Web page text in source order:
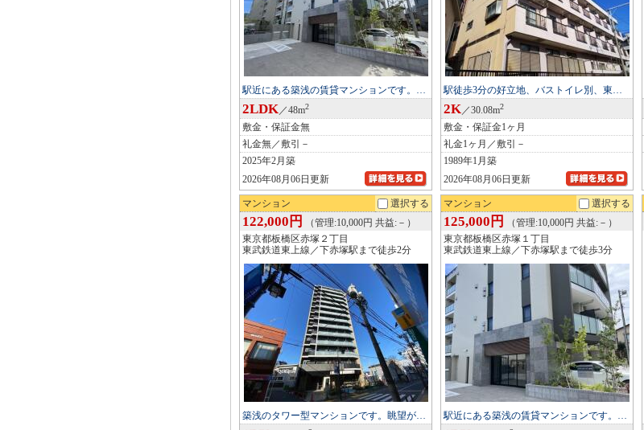
駅近にある築浅の賃貸マンションです。…
2LDK／48m2
敷金・保証金無
礼金無／敷引－
2025年2月築
2026年08月06日更新
駅徒歩3分の好立地、バストイレ別、東…
2K／30.08m2
敷金・保証金1ヶ月
礼金1ヶ月／敷引－
1989年1月築
2026年08月06日更新
マンション 選択する
122,000円
（管理:10,000円 共益:－）
東京都板橋区赤塚２丁目
東武鉄道東上線／下赤塚駅まで徒歩2分
築浅のタワー型マンションです。眺望が…
マンション 選択する
125,000円
（管理:10,000円 共益:－）
東京都板橋区赤塚１丁目
東武鉄道東上線／下赤塚駅まで徒歩3分
駅近にある築浅の賃貸マンションです。…